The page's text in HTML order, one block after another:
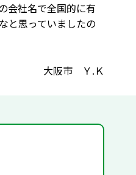
会社名で全国的に有
と思っていましたの
大阪市 Ｙ.Ｋ